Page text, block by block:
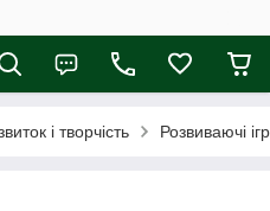
і творчість Розвиваючі